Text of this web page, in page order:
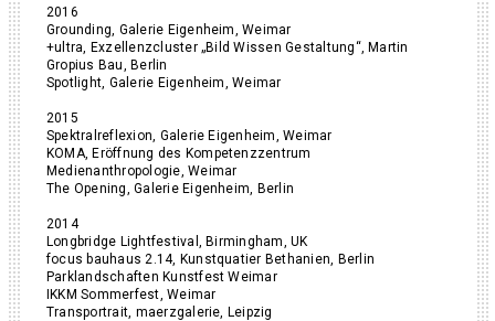
2016
Grounding, Galerie Eigenheim, Weimar
+ultra, Exzellenzcluster „Bild Wissen Gestaltung“, Martin
Gropius Bau, Berlin
Spotlight, Galerie Eigenheim, Weimar
2015
Spektralreflexion, Galerie Eigenheim, Weimar
KOMA, Eröffnung des Kompetenzzentrum
Medienanthropologie, Weimar
The Opening, Galerie Eigenheim, Berlin
2014
Longbridge Lightfestival, Birmingham, UK
focus bauhaus 2.14, Kunstquatier Bethanien, Berlin
Parklandschaften Kunstfest Weimar
IKKM Sommerfest, Weimar
Transportrait, maerzgalerie, Leipzig